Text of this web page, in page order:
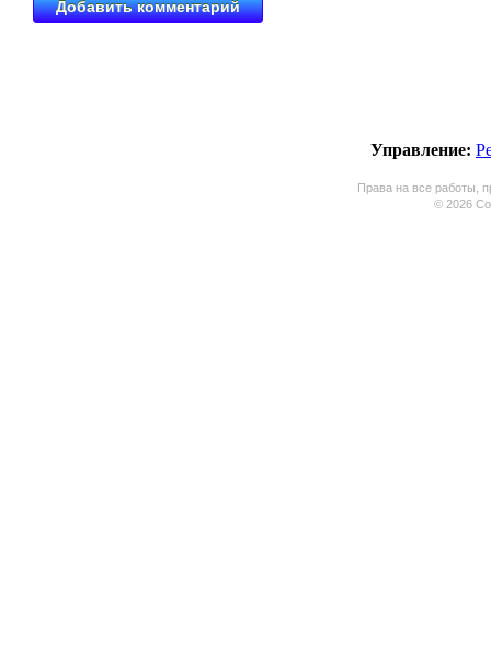
Управление:
Права на все работы,
© 2026